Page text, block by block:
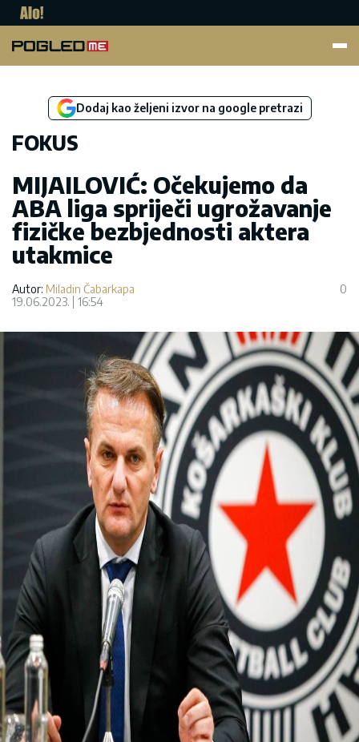
Dodaj kao željeni izvor na google pretrazi
FOKUS
MIJAILOVIĆ: Očekujemo da
ABA liga spriječi ugrožavanje
fizičke bezbjednosti aktera
utakmice
Autor: Miladin Čabarkapa
19.06.2023.
16:54
0